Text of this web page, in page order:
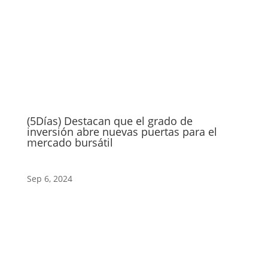
(5Días) Destacan que el grado de
inversión abre nuevas puertas para el
mercado bursátil
Sep 6, 2024